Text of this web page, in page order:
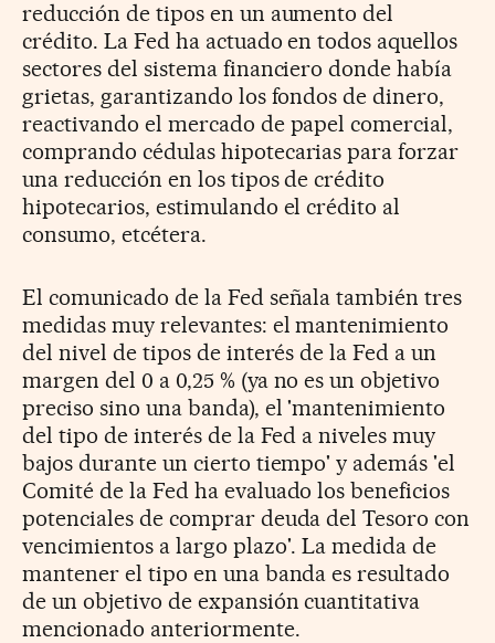
reducción de tipos en un aumento del
crédito. La Fed ha actuado en todos aquellos
sectores del sistema financiero donde había
grietas, garantizando los fondos de dinero,
reactivando el mercado de papel comercial,
comprando cédulas hipotecarias para forzar
una reducción en los tipos de crédito
hipotecarios, estimulando el crédito al
consumo, etcétera.
El comunicado de la Fed señala también tres
medidas muy relevantes: el mantenimiento
del nivel de tipos de interés de la Fed a un
margen del 0 a 0,25 % (ya no es un objetivo
preciso sino una banda), el 'mantenimiento
del tipo de interés de la Fed a niveles muy
bajos durante un cierto tiempo' y además 'el
Comité de la Fed ha evaluado los beneficios
potenciales de comprar deuda del Tesoro con
vencimientos a largo plazo'. La medida de
mantener el tipo en una banda es resultado
de un objetivo de expansión cuantitativa
mencionado anteriormente.